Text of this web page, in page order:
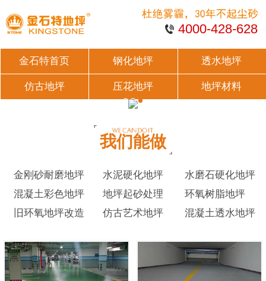
4000-428-628
金石特首页 钢化地坪 透水地坪
仿古地坪 压花地坪 地坪材料
我们能做
金刚砂耐磨地坪 水泥硬化地坪
水磨石硬化地坪
混凝土彩色地坪
地坪起砂处理
环氧树脂地坪
旧环氧地坪改造
仿古艺术地坪 混凝土透水地坪